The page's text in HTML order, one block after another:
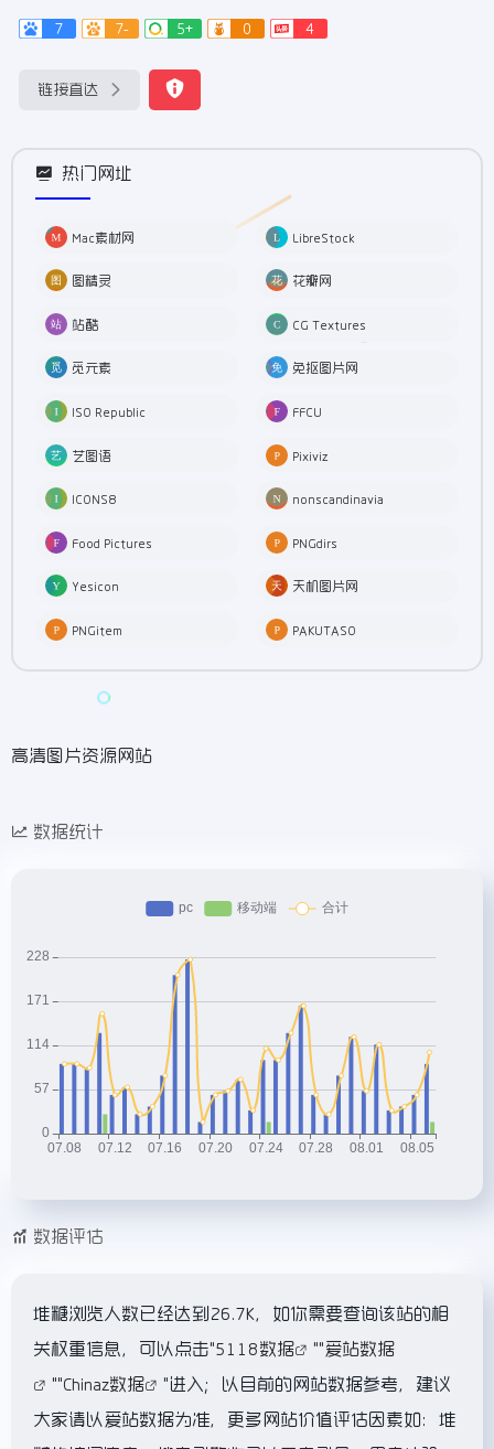
7 7- 5+ 0 4
链接直达
热门网址
Mac素材网 LibreStock
图精灵 花瓣网
站酷 CG Textures
觅元素 免抠图片网
ISO Republic FFCU
艺图语 Pixiviz
ICONS8 nonscandinavia
Food Pictures PNGdirs
Yesicon 天机图片网
PNGitem PAKUTASO
高清图片资源网站
数据统计
数据评估
堆糖浏览人数已经达到26.7K，如你需要查询该站的相
关权重信息，可以点击"5118数据 ""爱站数据
""Chinaz数据
"进入；以目前的网站数据参考，建议
大家请以爱站数据为准，更多网站价值评估因素如：堆